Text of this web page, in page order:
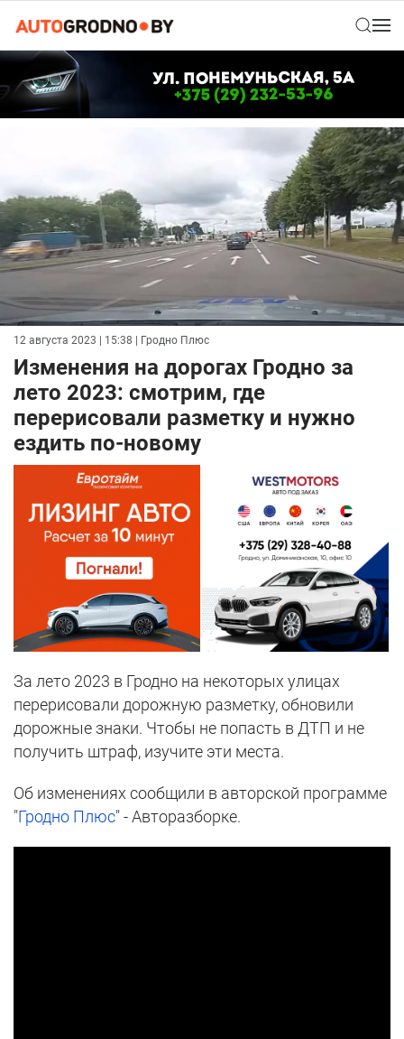
12 августа 2023 | 15:38 | Гродно Плюс
Изменения на дорогах Гродно за
лето 2023: смотрим, где
перерисовали разметку и нужно
ездить по-новому
За лето 2023 в Гродно на некоторых улицах
перерисовали дорожную разметку, обновили
дорожные знаки. Чтобы не попасть в ДТП и не
получить штраф, изучите эти места.
Об изменениях сообщили в авторской программе
"Гродно Плюс" - Авторазборке.